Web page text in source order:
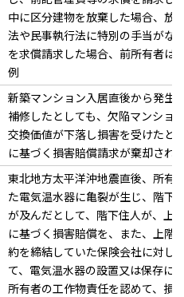
中に区分建物を放棄した場合、放
法や民事執行法に特別の手当がな
を求償請求した場合、前所有者は
例
新築マンション入居直後から発生
補修したとしても、欠陥マンショ
交換価値が下落し損害を受けたと
に基づく損害賠償請求が棄却され
東北地方太平洋沖地震直後、所有
た電気温水器に亀裂が生じ、階下
が及んだとして、階下住人が、上
に基づく損害賠償を、また、上階
約を締結していた保険会社に対し
て、電気温水器の設置又は保存に
所有者の工作物責任を認めて、損